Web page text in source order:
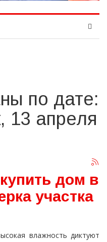
по дате:
13 апреля
дом в
участка
влажность диктуют